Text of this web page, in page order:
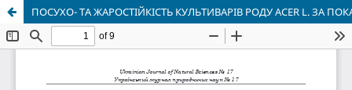
ПОСУХО- ТА ЖАРОСТІЙКІСТЬ КУЛЬТИВАРІВ РОДУ ACER L. ЗА